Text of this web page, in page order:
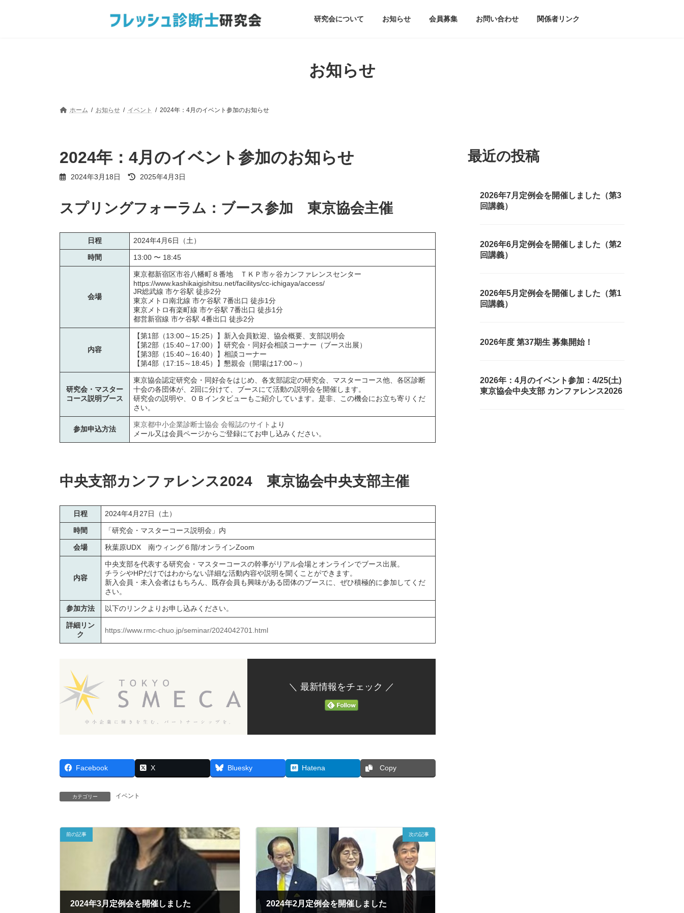
研究会について お知らせ 会員募集 お問い合わせ 関係者リンク
お知らせ
ホーム お知らせ イベント 2024年：4月のイベント参加のお知らせ
2024年：4月のイベント参加のお知らせ
2024年3月18日
最
新
日
:
2025年4月3日
スプリングフォーラム：ブース参加 東京協会主催
日程 2024年4月6日（土）
時間 13:00 〜 18:45
会場
東京都新宿区市谷八幡町８番地 ＴＫＰ市ヶ谷カンファレンスセンター
https://www.kashikaigishitsu.net/facilitys/cc-ichigaya/access/
JR総武線 市ケ谷駅 徒歩2分
東京メトロ南北線 市ケ谷駅 7番出口 徒歩1分
東京メトロ有楽町線 市ケ谷駅 7番出口 徒歩1分
都営新宿線 市ケ谷駅 4番出口 徒歩2分
内容
【第1部（13:00～15:25）】新入会員歓迎、協会概要、支部説明会
【第2部（15:40～17:00）】研究会・同好会相談コーナー（ブース出展）
【第3部（15:40～16:40）】相談コーナー
【第4部（17:15～18:45）】懇親会（開場は17:00～）
研究会・マスター
コース説明ブース
東京協会認定研究会・同好会をはじめ、各支部認定の研究会、マスターコース他、各区診断
十会の各団体が、2回に分けて、ブースにて活動の説明会を開催します。
研究会の説明や、ＯＢインタビューもご紹介しています。是非、この機会にお立ち寄りくだ
さい。
参加申込方法
東京都中小企業診断士協会 会報誌のサイト より
メール又は会員ページからご登録にてお申し込みください。
中央支部カンファレンス2024 東京協会中央支部主催
日程 2024年4月27日（土）
時間 「研究会・マスターコース説明会」内
会場 秋葉原UDX 南ウィング６階/オンラインZoom
内容
中央支部を代表する研究会・マスターコースの幹事がリアル会場とオンラインでブース出展。
チラシやHPだけではわからない詳細な活動内容や説明を聞くことができます。
新入会員・未入会者はもちろん、既存会員も興味がある団体のブースに、ぜひ積極的に参加してくだ
さい。
参加方法 以下のリンクよりお申し込みください。
詳細リン
ク
https://www.rmc-chuo.jp/seminar/2024042701.html
＼ 最新情報をチェック ／
Facebook X Bluesky Hatena Copy
カテゴリー イベント
前の記事
2024年3月定例会を開催しました
次の記事
2024年2月定例会を開催しました
最近の投稿
2026年7月定例会を開催しました（第3
回講義）
2026年6月定例会を開催しました（第2
回講義）
2026年5月定例会を開催しました（第1
回講義）
2026年度 第37期生 募集開始！
2026年：4月のイベント参加：4/25(土)
東京協会中央支部 カンファレンス2026